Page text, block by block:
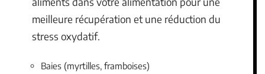
meilleure récupération et une réduction du
stress oxydatif.
Baies (myrtilles, framboises)